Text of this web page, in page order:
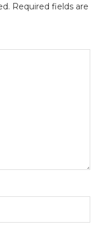
Required fields are